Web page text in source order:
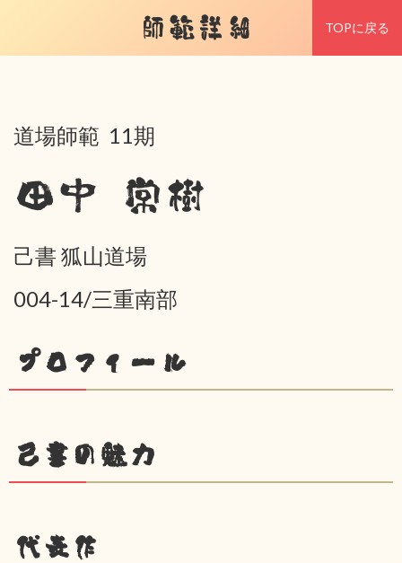
師範詳細 TOPに戻る
道場師範 11期
田中 常樹
己書 狐山道場
004-14/三重南部
プロフィール
己書の魅力
代表作